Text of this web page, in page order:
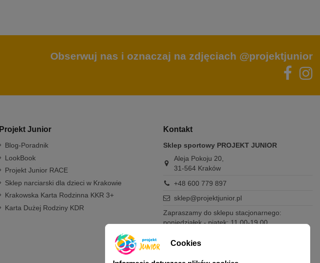
Obserwuj nas i oznaczaj na zdjęciach @projektjunior
Projekt Junior
Blog-Poradnik
LookBook
Projekt Junior RACE
Sklep narciarski dla dzieci w Krakowie
Krakowska Karta Rodzinna KKR 3+
Karta Dużej Rodziny KDR
Kontakt
Sklep sportowy PROJEKT JUNIOR
Aleja Pokoju 20,
31-564 Kraków
+48 600 779 897
sklep@projektjunior.pl
Zapraszamy do sklepu stacjonarnego:
poniedziałek - piątek: 11.00-19.00
niedziela (każda): nieczynne
Nie odpowiadamy na wiadomości SMS. W
Cookies